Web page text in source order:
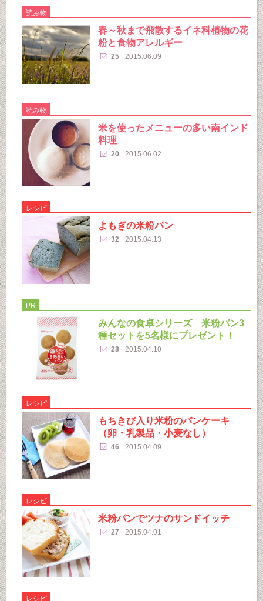
読み物
春～秋まで飛散するイネ科植物の花
粉と食物アレルギー
25 2015.06.09
読み物
米を使ったメニューの多い南インド
料理
20 2015.06.02
レシピ
よもぎの米粉パン
32 2015.04.13
PR
みんなの食卓シリーズ 米粉パン3
種セットを5名様にプレゼント！
28 2015.04.10
レシピ
もちきび入り米粉のパンケーキ
（卵・乳製品・小麦なし）
46 2015.04.09
レシピ
米粉パンでツナのサンドイッチ
27 2015.04.01
レシピ